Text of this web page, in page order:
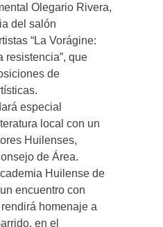
Olegario Rivera,
del salón
“La Vorágine:
resistencia”, que
de
especial
local con un
Huilenses,
de Área.
Huilense de
encuentro con
homenaje a
en el